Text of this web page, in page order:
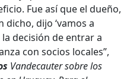
Fue así que el dueño,
dijo ‘vamos a
decisión de entrar a
con socios locales”,
Vandecauter sobre los